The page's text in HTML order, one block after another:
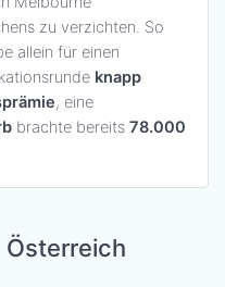
zu verzichten. So
allein für einen
knapp
, eine
brachte bereits 78.000